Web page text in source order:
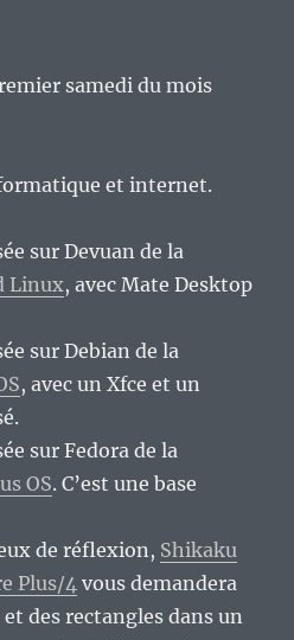
presquesamedi du mois
et internet.
sur Devuan de la
Linux, avec Mate Desktop
sur Debian de la
, avec un Xfce et un
sur Fedora de la
OS. C’est une base
de réflexion, Shikaku
Plus/4 vous demandera
des rectangles dans un